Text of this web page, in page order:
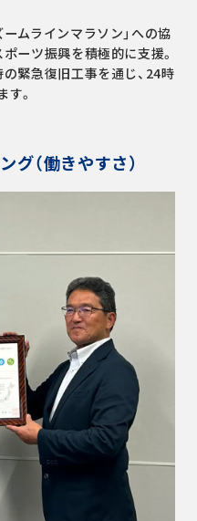
ムラインマラソン」への協
ーツ振興を積極的に支援。
緊急復旧工事を通じ、24時
。
（働きやすさ）